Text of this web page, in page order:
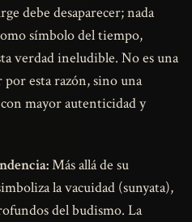
debe desaparecer; nada
símbolo del tiempo,
verdad ineludible. No es una
esta razón, sino una
mayor autenticidad y
Más allá de su
la vacuidad (sunyata),
del budismo. La